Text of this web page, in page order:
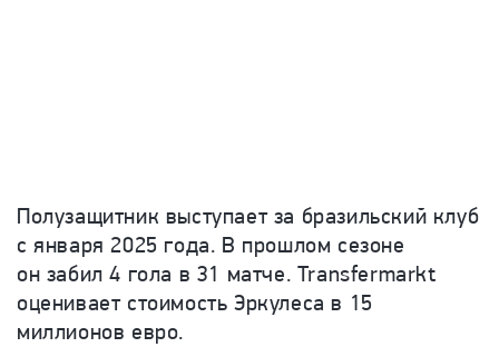
Полузащитник выступает за бразильский клуб
с января 2025 года. В прошлом сезоне
он забил 4 гола в 31 матче. Transfermarkt
оценивает стоимость Эркулеса в 15
миллионов евро.